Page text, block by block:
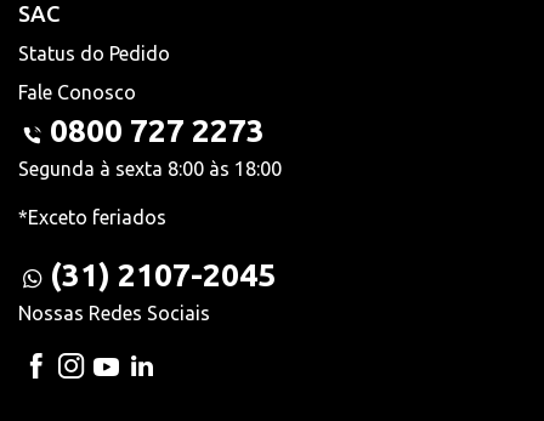
SAC
Status do Pedido
Fale Conosco
0800 727 2273
Segunda à sexta 8:00 às 18:00
*Exceto feriados
(31) 2107-2045
Nossas Redes Sociais